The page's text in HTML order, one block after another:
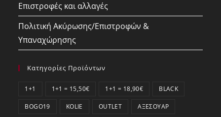
Επιστροφές και αλλαγές
Πολιτική Ακύρωσης/Επιστροφών &
Υπαναχώρησης
Κατηγορίες Προϊόντων
1+1 1+1 = 15,50€ 1+1 = 18,90€ BLACK
BOGO19 KOLIE OUTLET ΑΞΕΣΟΥΆΡ